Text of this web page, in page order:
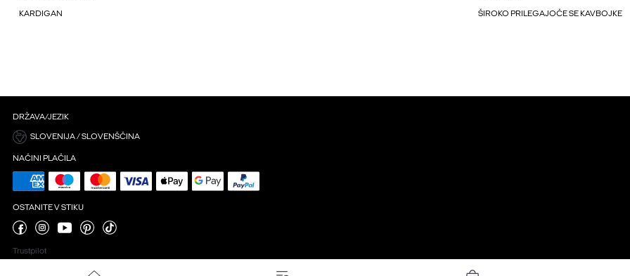
KARDIGAN ŠIROKO PRILEGAJOČE SE KAVBOJKE
DRŽAVA/JEZIK
SLOVENIJA / SLOVENŠČINA
NAČINI PLAČILA
OSTANITE V STIKU
Trustpilot